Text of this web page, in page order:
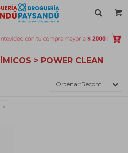
> POWER CLEAN
Recomendados